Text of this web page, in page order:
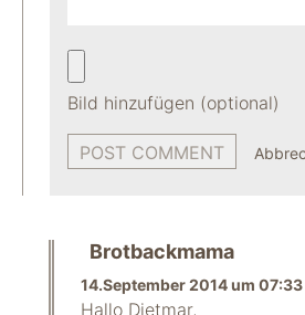
Bild hinzufügen (optional)
Brotbackmama
14.September 2014 um
Hallo Dietmar,